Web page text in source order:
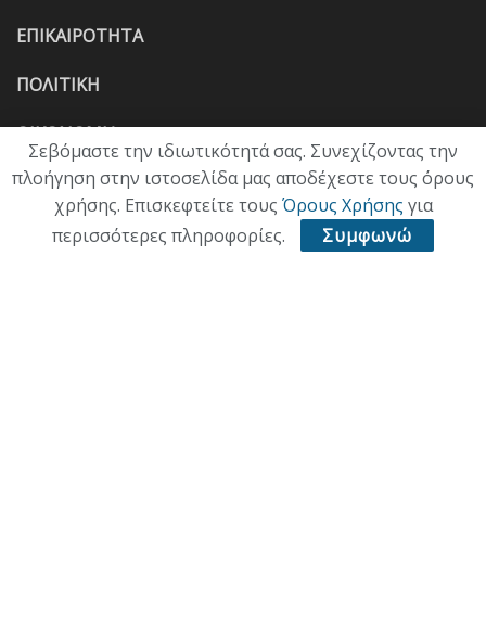
ΕΠΙΚΑΙΡΟΤΗΤΑ
ΠΟΛΙΤΙΚΗ
ΟΙΚΟΝΟΜΙΑ
ΠΟΛΙΤΙΣΜΟΣ
ΥΓΕΙΑ
Σεβόμαστε την ιδιωτικότητά σας. Συνεχίζοντας την
πλοήγηση στην ιστοσελίδα μας αποδέχεστε τους όρους
χρήσης. Επισκεφτείτε τους Όρους Χρήσης για
περισσότερες πληροφορίες.
Συμφωνώ